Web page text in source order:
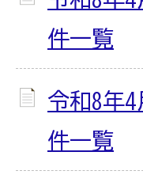
件一覧
令和8年4
件一覧